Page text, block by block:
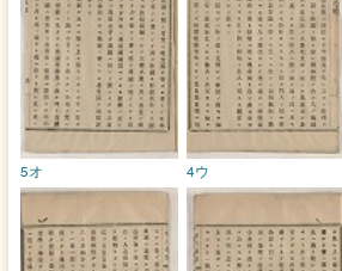
4ウ
5オ